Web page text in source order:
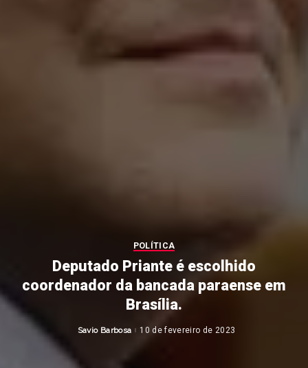
POLÍTICA
Deputado Priante é escolhido
coordenador da bancada paraense em
Brasília.
Posted
Savio Barbosa 10 de fevereiro de 2023